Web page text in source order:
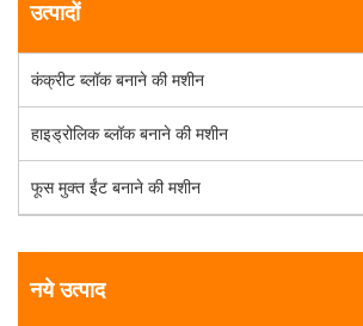
उत्पादों
कंक्रीट ब्लॉक बनाने की मशीन
हाइड्रोलिक ब्लॉक बनाने की मशीन
फूस मुक्त ईंट बनाने की मशीन
नये उत्पाद